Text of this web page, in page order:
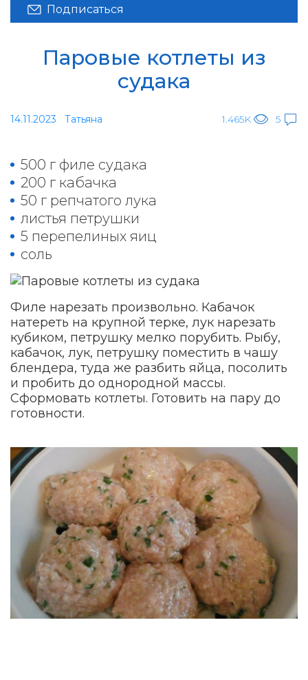
Подписаться
Паровые котлеты из
судака
14.11.2023 Татьяна 1.465K 5
500 г филе судака
200 г кабачка
50 г репчатого лука
листья петрушки
5 перепелиных яиц
соль
Филе нарезать произвольно. Кабачок
натереть на крупной терке, лук нарезать
кубиком, петрушку мелко порубить. Рыбу,
кабачок, лук, петрушку поместить в чашу
блендера, туда же разбить яйца, посолить
и пробить до однородной массы.
Сформовать котлеты. Готовить на пару до
готовности.